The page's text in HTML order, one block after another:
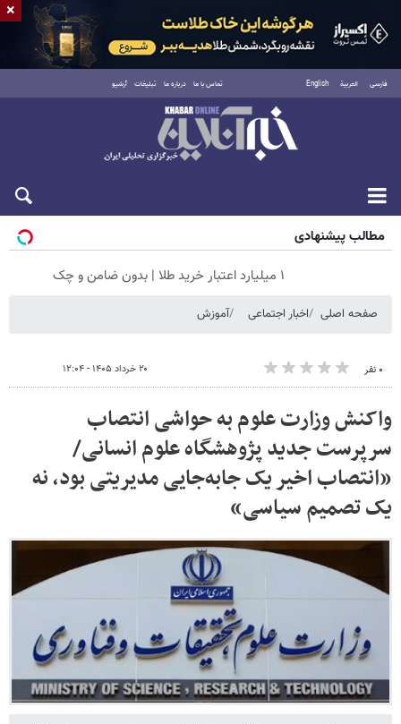
فارسی العربية English تماس با ما درباره ما تبلیغات آرشیو
شنبه ۱۷ مرداد ۱۴۰۵
مطالب پیشنهادی
۱ میلیارد اعتبار خرید طلا | بدون ضامن و چک
صفحه اصلی اخبار اجتماعی آموزش
۰ نفر ۲۰ خرداد ۱۴۰۵ - ۱۲:۰۴
واکنش وزارت علوم به حواشی انتصاب
سرپرست جدید پژوهشگاه علوم انسانی/
«انتصاب اخیر یک جابه‌جایی مدیریتی بود، نه
یک تصمیم سیاسی»
×